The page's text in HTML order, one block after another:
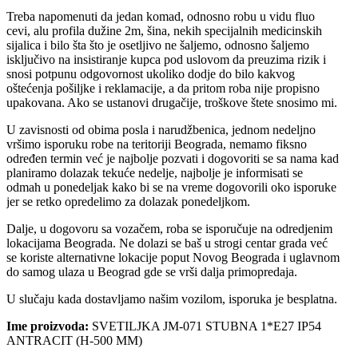
Treba napomenuti da jedan komad, odnosno robu u vidu fluo
cevi, alu profila dužine 2m, šina, nekih specijalnih medicinskih
sijalica i bilo šta što je osetljivo ne šaljemo, odnosno šaljemo
isključivo na insistiranje kupca pod uslovom da preuzima rizik i
snosi potpunu odgovornost ukoliko dodje do bilo kakvog
oštećenja pošiljke i reklamacije, a da pritom roba nije propisno
upakovana. Ako se ustanovi drugačije, troškove štete snosimo mi.
U zavisnosti od obima posla i narudžbenica, jednom nedeljno
vršimo isporuku robe na teritoriji Beograda, nemamo fiksno
određen termin već je najbolje pozvati i dogovoriti se sa nama kad
planiramo dolazak tekuće nedelje, najbolje je informisati se
odmah u ponedeljak kako bi se na vreme dogovorili oko isporuke
jer se retko opredelimo za dolazak ponedeljkom.
Dalje, u dogovoru sa vozačem, roba se isporučuje na odredjenim
lokacijama Beograda. Ne dolazi se baš u strogi centar grada već
se koriste alternativne lokacije poput Novog Beograda i uglavnom
do samog ulaza u Beograd gde se vrši dalja primopredaja.
U slučaju kada dostavljamo našim vozilom, isporuka je besplatna.
Ime proizvoda: SVETILJKA JM-071 STUBNA 1*E27 IP54
ANTRACIT (H-500 MM)